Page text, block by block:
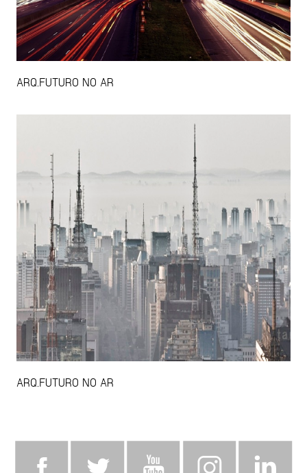
ARQ.FUTURO NO AR
ARQ.FUTURO NO AR